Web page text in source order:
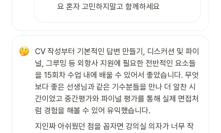
요 혼자 고민하지말고 함께하세요
CV 작성부터 기본적인 답변 만들기, 디스커션 및 파이
널, 그루밍 등 외항사 지원에 필요한 전반적인 요소들
을 15회차 수업 내에 배울 수 있어서 좋았습니다. 무엇
보다 좋은 선생님과 같은 기수분들을 만나 더 알찬 시
간이었고 중간평가와 파이널 평가를 통해 실제 면접처
럼 경험을 해볼 수 있어 유익했습니다.
지인짜 아쉬웠던 점을 꼽자면 강의실 의자가 너무 작